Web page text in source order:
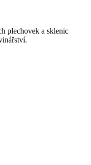
plechovek a sklenic